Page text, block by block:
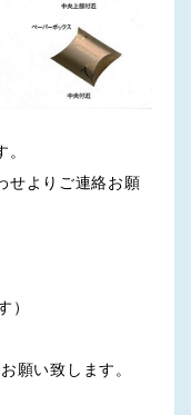
せよりご連絡お願
）
願い致します。